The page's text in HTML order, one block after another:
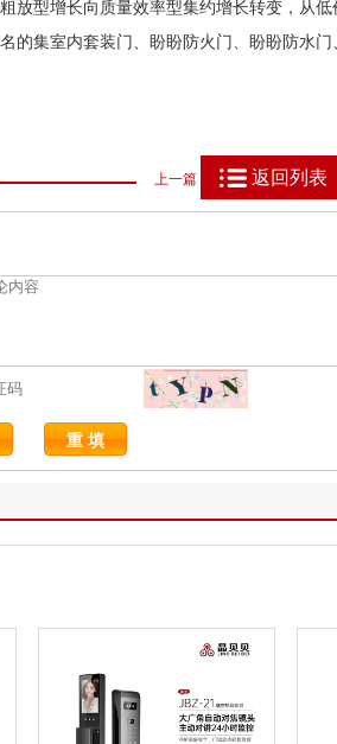
放型增长向质量效率型集约增长转变，从低
的集室内套装门、盼盼防火门、盼盼防水门
上一篇 返回列表